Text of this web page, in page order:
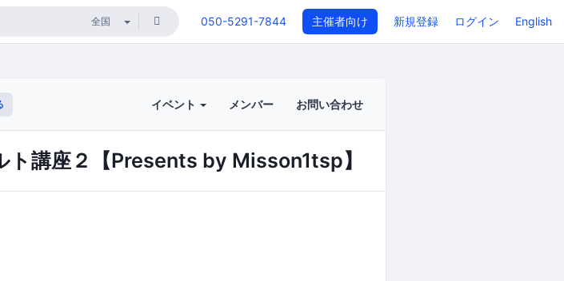
050-5291-7844 主催者向け 新規登録 ログイン English
イベント メンバー お問い合わせ
講座２【Presents by Misson1tsp】